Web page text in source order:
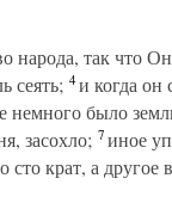
так что
сеять; 4и когда он
немного было
засохло; 7иное
крат, а другое